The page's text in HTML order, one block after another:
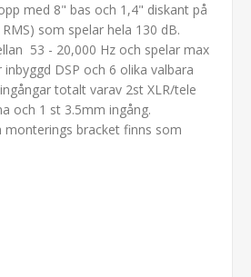
med 8" bas och 1,4" diskant på
som spelar hela 130 dB.
53 - 20,000 Hz och spelar max
inbyggd DSP och 6 olika valbara
totalt varav 2st XLR/tele
och 1 st 3.5mm ingång.
monterings bracket finns som